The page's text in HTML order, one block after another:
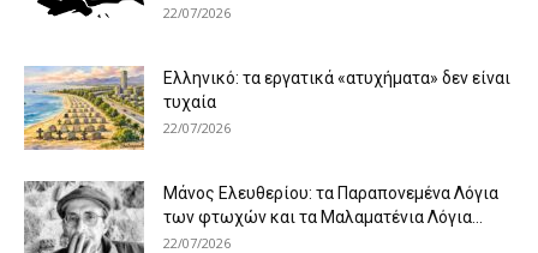
22/07/2026
Ελληνικό: τα εργατικά «ατυχήματα» δεν είναι
τυχαία
22/07/2026
Μάνος Ελευθερίου: τα Παραπονεμένα Λόγια
των φτωχών και τα Μαλαματένια Λόγια...
22/07/2026